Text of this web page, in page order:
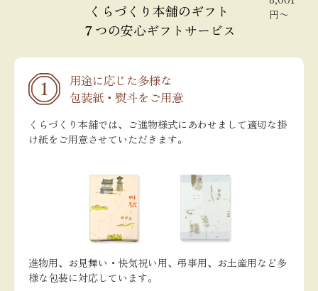
円〜
くらづくり本舗のギフト
７つの安心ギフトサービス
用途に応じた多様な
包装紙・熨斗をご用意
くらづくり本舗では、ご進物様式にあわせまして適切な掛
け紙をご用意させていただきます。
進物用、お見舞い・快気祝い用、弔事用、お土産用など多
様な包装に対応しています。